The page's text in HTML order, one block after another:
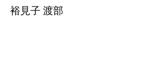
裕見子 渡部